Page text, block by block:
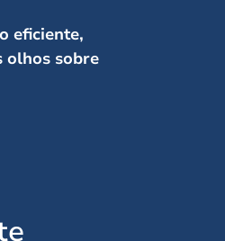
eficiente,
olhos sobre